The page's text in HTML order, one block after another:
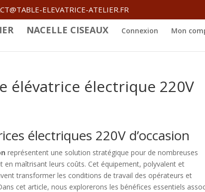
ELEVATRICE-ATELIER.FR
NACELLE CISEAUX Connexion Mon
élévatrice électrique 220V
électriques 220V d’occasion
représentent une solution stratégique pour de nombreuses
maîtrisant leurs coûts. Cet équipement, polyvalent et
transformer les conditions de travail des opérateurs et
cet article, nous explorerons les bénéfices essentiels